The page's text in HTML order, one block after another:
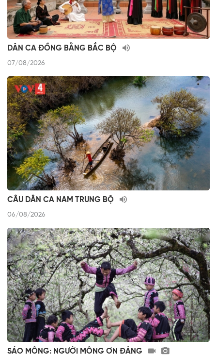
DÂN CA ĐỒNG BẰNG BẮC BỘ
07/08/2026
CÂU DÂN CA NAM TRUNG BỘ
06/08/2026
SÁO MÔNG: NGƯỜI MÔNG ƠN ĐẢNG